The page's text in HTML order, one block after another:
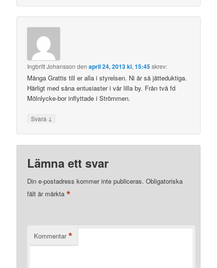
Ingbritt Johansson denapril 24, 2013 kl. 15:45skrev:
Många Grattis till er alla i styrelsen. Ni är så jätteduktiga.
Härligt med såna entusiaster i vår lilla by. Från två fd
Mölnlycke-bor inflyttade i Strömmen.
Svara ↓
Lämna ett svar
Din e-postadress kommer inte publiceras. Obligatoriska
fält är märkta*
Kommentar *